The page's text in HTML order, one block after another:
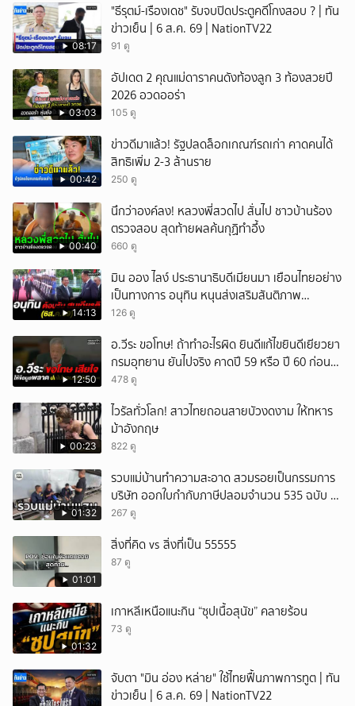
08:17
"ธีรุตม์-เรืองเดช" รับจบปิดประตูคดีโกงสอบ ? | ทัน
ข่าวเย็น | 6 ส.ค. 69 | NationTV22
91 ดู
03:03
อัปเดต 2 คุณแม่ดาราคนดังท้องลูก 3 ท้องสวยปี
2026 อวดออร่า
105 ดู
00:42
ข่าวดีมาแล้ว! รัฐปลดล็อกเกณฑ์รถเก่า คาดคนได้
สิทธิเพิ่ม 2-3 ล้านราย
250 ดู
00:40
นึกว่าองค์ลง! หลวงพี่สวดไป สั่นไป ชาวบ้านร้อง
ตรวจสอบ สุดท้ายผลค้นกุฏิทำอึ้ง
660 ดู
14:13
มิน ออง ไลง์ ประธานาธิบดีเมียนมา เยือนไทยอย่าง
เป็นทางการ อนุทิน หนุนส่งเสริมสันติภาพ
เสถียรภาพชายแดน
126 ดู
12:50
อ.วีระ ขอโทษ! ถ้าทำอะไรผิด ยินดีแก้ไขยินดีเยียวยา
กรมอุทยาน ยันไปจริง คาดปี 59 หรือ ปี 60 ก่อน
ปิดให้พัก
478 ดู
00:23
ไวรัลทั่วโลก! สาวไทยถอนสายบัวงดงาม ให้ทหาร
ม้าอังกฤษ
822 ดู
01:32
รวบแม่บ้านทำความสะอาด สวมรอยเป็นกรรมการ
บริษัท ออกใบกำกับภาษีปลอมจำนวน 535 ฉบับ รัฐ
เสียหายกว่า 129 ล้านบาท
267 ดู
01:01
สิ่งที่คิด vs สิ่งที่เป็น 55555
87 ดู
01:32
เกาหลีเหนือแนะกิน “ซุปเนื้อสุนัข” คลายร้อน
73 ดู
จับตา "มิน อ่อง หล่าย" ใช้ไทยฟื้นภาพการทูต | ทัน
ข่าวเย็น | 6 ส.ค. 69 | NationTV22